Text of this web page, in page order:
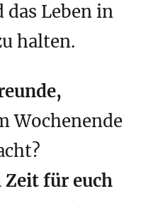
das Leben in
halten.
Wochenende
für euch